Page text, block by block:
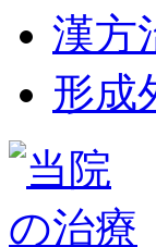
漢方
形成